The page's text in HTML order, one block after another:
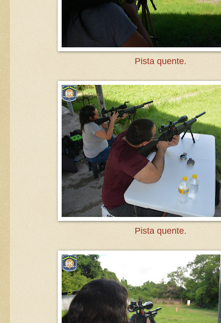
Pista quente.
Pista quente.